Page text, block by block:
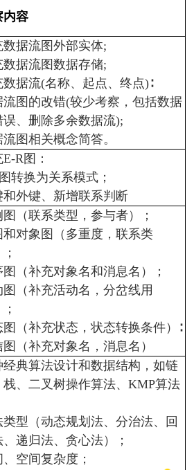
内容
数据流图外部实体;
数据流图数据存储;
数据流(名称、起点、终点)∶
流图的改错(较少考察，包括数据
误、删除多余数据流);
图相关概念简答。
R图
：
转换为关系模式；
和外键、新增联系判断
图（联系类型，参与者）；
和对象图（多重度，联系类
图（补充对象名和消息名）；
图（补充活动名，分岔线用
图（补充状态，状态转换条件）∶
（补充对象名，消息名）
经典算法设计和数据结构，如链
栈、二叉树操作算法、KMP算法
类型（动态规划法、分治法、回
递归法、贪心法）；
、空间复杂度；